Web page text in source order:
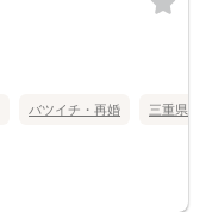
バツイチ・再婚 三重県